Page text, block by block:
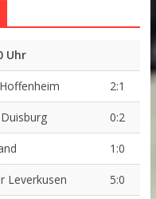
Uhr
2:1
0:2
1:0
Leverkusen 5:0